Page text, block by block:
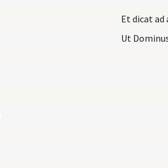
Et dicat